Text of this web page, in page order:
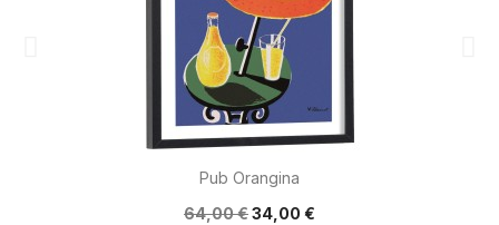
Pub Orangina
64,00 €34,00 €